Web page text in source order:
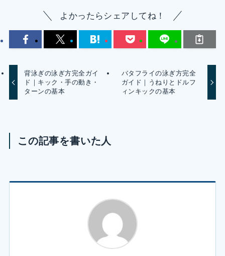
よかったらシェアしてね！
背泳ぎの泳ぎ方完全ガイ
ド｜キック・手の動き・
ターンの基本
バタフライの泳ぎ方完全
ガイド｜うねりとドルフ
ィンキックの基本
この記事を書いた人